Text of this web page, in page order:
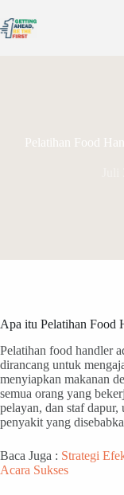
Pelatihan Food
Apa itu Pelatihan Food
Pelatihan food handler
dirancang untuk
menyiapkan makanan
semua orang yang
pelayan, dan staf
penyakit yang
Baca Juga : Strategi
Acara Sukses